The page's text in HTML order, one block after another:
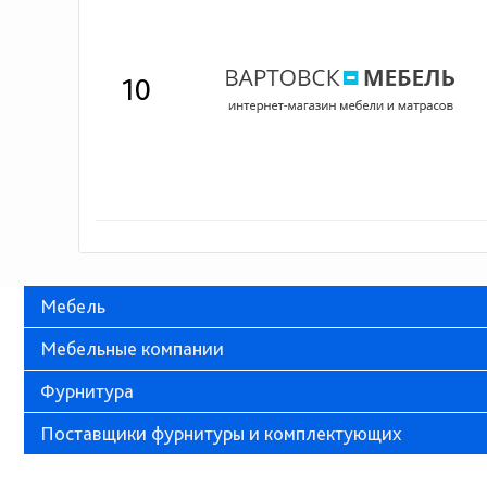
10
Мебель
Мебельные компании
Фурнитура
Поставщики фурнитуры и комплектующих